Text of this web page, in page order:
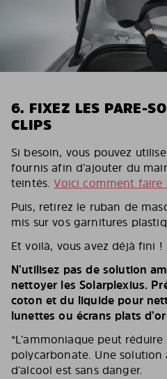
6. FIXEZ LES PARE-
CLIPS
Si besoin, vous pouvez
fournis afin d’ajouter du
teintés.Voici comment faire
Puis, retirez le ruban de
mis sur vos garnitures
Et voilà, vous avez déjà fini !
N’utilisez pas de solution
nettoyer les Solarplexius.
coton et du liquide pour
lunettes ou écrans plats
*L’ammoniaque peut
polycarbonate. Une solution
d’alcool est sans danger.